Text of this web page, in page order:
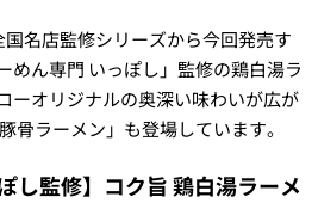
国名店監修シリーズから今回発売す
めん専門 いっぽし」監修の鶏白湯ラ
ーオリジナルの奥深い味わいが広が
骨ラーメン」も登場しています。
し監修】コク旨 鶏白湯ラーメ